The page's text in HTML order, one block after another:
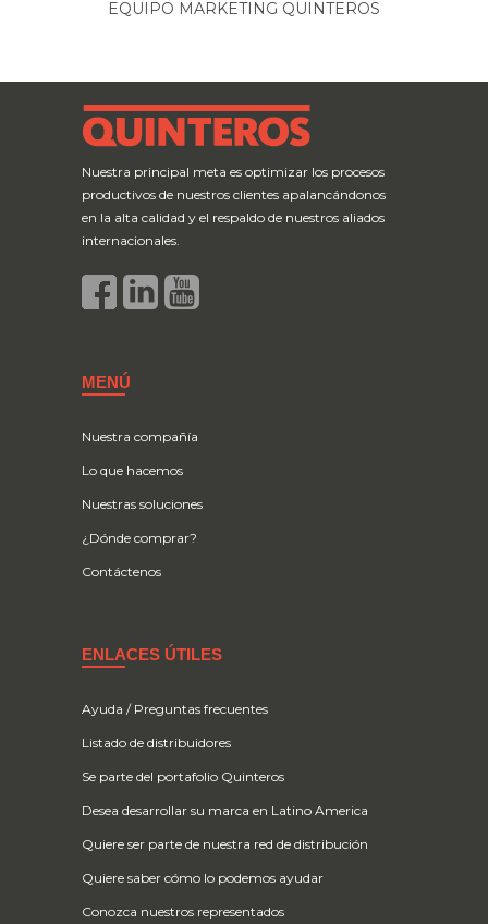
EQUIPO MARKETING QUINTEROS
Nuestra principal meta es optimizar los procesos
productivos de nuestros clientes apalancándonos
en la alta calidad y el respaldo de nuestros aliados
internacionales.
MENÚ
Nuestra compañía
Lo que hacemos
Nuestras soluciones
¿Dónde comprar?
Contáctenos
ENLACES ÚTILES
Ayuda / Preguntas frecuentes
Listado de distribuidores
Se parte del portafolio Quinteros
Desea desarrollar su marca en Latino America
Quiere ser parte de nuestra red de distribución
Quiere saber cómo lo podemos ayudar
Conozca nuestros representados